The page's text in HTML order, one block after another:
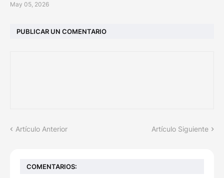
May 05, 2026
PUBLICAR UN COMENTARIO
Artículo Anterior Artículo Siguiente
COMENTARIOS: